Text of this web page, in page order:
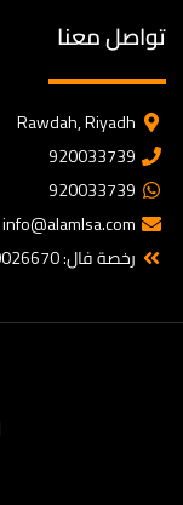
تواصل معنا
Rawdah, Riyadh
920033739
920033739
info@alamlsa.com
رخصة فال: 1200026670